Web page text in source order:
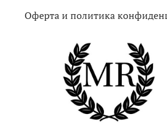
Оферта и политика